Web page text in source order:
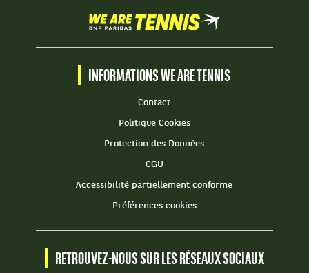
We
are
Tennis
BNP
INFORMATIONS WE ARE TENNIS
Contact
Politique Cookies
Protection des Données
CGU
Accessibilité partiellement conforme
Préférences cookies
RETROUVEZ-NOUS SUR LES RÉSEAUX SOCIAUX